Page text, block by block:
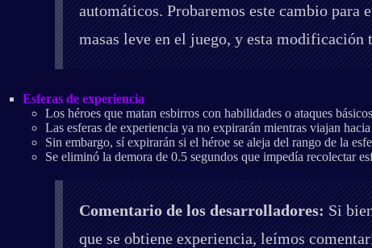
automáticos. Probaremos este cambio para
masas leve en el juego, y esta modificación
Esferas de experiencia
Los héroes que matan esbirros con habilidades o ataques
Las esferas de experiencia ya no expirarán mientras viajan
Sin embargo, sí expirarán si el héroe se aleja del rango de la
Se eliminó la demora de 0.5 segundos que impedía recolectar
Comentario de los desarrolladores:Si
que se obtiene experiencia, leímos